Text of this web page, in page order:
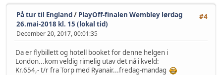
#4
På tur til England / PlayOff-finalen Wembley lørdag
26.mai-2018 kl. 15 (lokal tid)
December 20, 2017, 00:01:35
Da er flybillett og hotell booket for denne helgen i
London...kom veldig rimelig utav det nå i kveld:
Kr.654,- t/r fra Torp med Ryanair...fredag-mandag